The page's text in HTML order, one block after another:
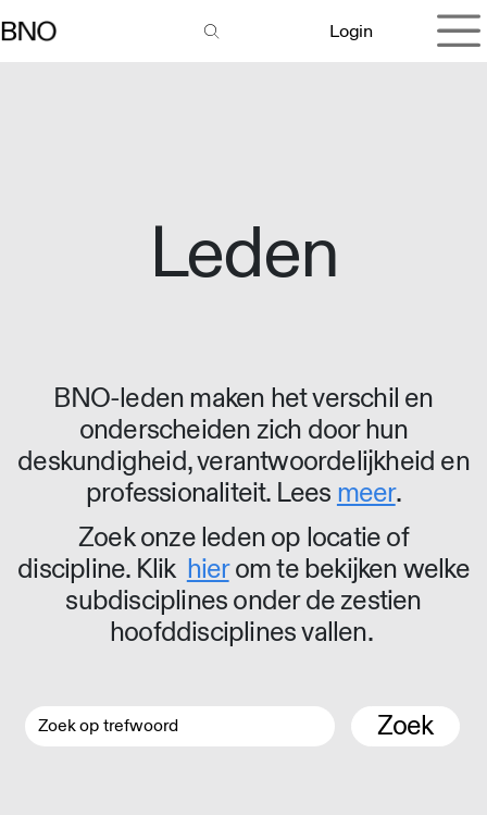
Login
Leden
BNO-leden maken het verschil en
onderscheiden zich door hun
deskundigheid, verantwoordelijkheid en
professionaliteit. Lees meer.
Zoek onze leden op locatie of
discipline. Klik hierom te bekijken welke
subdisciplines onder de zestien
hoofddisciplines vallen.
Zoek